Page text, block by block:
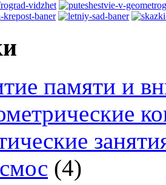
памяти и
(4)